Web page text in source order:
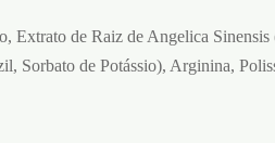
Extrato de Raiz de Angelica
Sorbato de Potássio), Arginina,